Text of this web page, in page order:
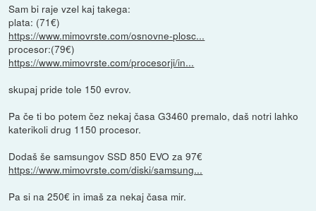
Sam bi raje vzel kaj takega:
plata: (71€)
https://www.mimovrste.com/osnovne-plosc...
procesor:(79€)
https://www.mimovrste.com/procesorji/in...
skupaj pride tole 150 evrov.
Pa če ti bo potem čez nekaj časa G3460 premalo, daš notri lahko
katerikoli drug 1150 procesor.
Dodaš še samsungov SSD 850 EVO za 97€
https://www.mimovrste.com/diski/samsung...
Pa si na 250€ in imaš za nekaj časa mir.